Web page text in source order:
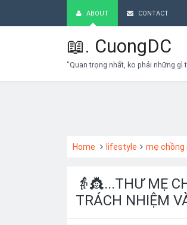
ABOUT CONTACT
📖. CuongDC
"Quan trọng nhất, ko phải những
Home lifestyle mẹ chồng
👵👸...THƯ MẸ
TRÁCH NHIỆM